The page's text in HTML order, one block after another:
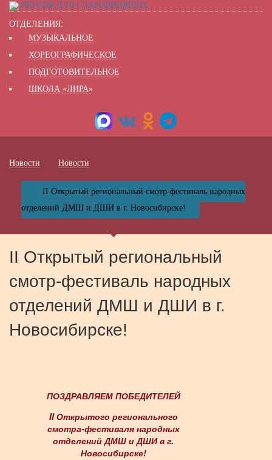
ВЕРСИЯ ДЛЯ СЛАБОВИДЯЩИХ
ОТДЕЛЕНИЯ:
МУЗЫКАЛЬНОЕ
ХОРЕОГРАФИЧЕСКОЕ
ПОДГОТОВИТЕЛЬНОЕ
ШКОЛА «ЛИРА»
Новости Новости
II Открытый региональный смотр-фестиваль народных
отделений ДМШ и ДШИ в г. Новосибирске!
II Открытый региональный
смотр-фестиваль народных
отделений ДМШ и ДШИ в г.
Новосибирске!
ПОЗДРАВЛЯЕМ ПОБЕДИТЕЛЕЙ
II Открытого регионального
смотра-фестиваля народных
отделений ДМШ и ДШИ в г.
Новосибирске!